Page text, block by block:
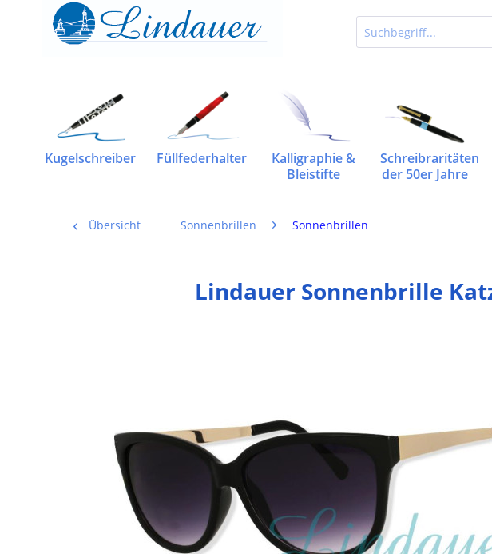
Kugelschreiber Füllfederhalter
Kalligraphie &
Bleistifte
Schreibraritäten
der 50er Jahre
Übersicht Sonnenbrillen Sonnenbrillen
Lindauer Sonnenbrille